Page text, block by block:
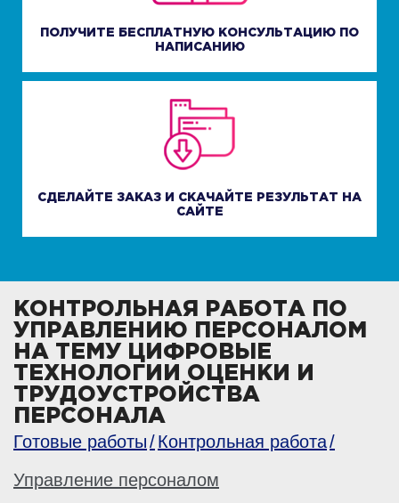
ПОЛУЧИТЕ БЕСПЛАТНУЮ КОНСУЛЬТАЦИЮ ПО
НАПИСАНИЮ
СДЕЛАЙТЕ ЗАКАЗ И СКАЧАЙТЕ РЕЗУЛЬТАТ НА
САЙТЕ
КОНТРОЛЬНАЯ РАБОТА ПО
УПРАВЛЕНИЮ ПЕРСОНАЛОМ
НА ТЕМУ ЦИФРОВЫЕ
ТЕХНОЛОГИИ ОЦЕНКИ И
ТРУДОУСТРОЙСТВА
ПЕРСОНАЛА
Готовые работы
Контрольная работа
Управление персоналом